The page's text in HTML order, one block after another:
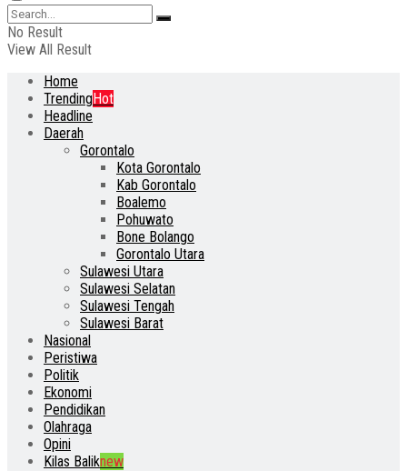
No Result
View All Result
Home
TrendingHot
Headline
Daerah
Gorontalo
Kota Gorontalo
Kab Gorontalo
Boalemo
Pohuwato
Bone Bolango
Gorontalo Utara
Sulawesi Utara
Sulawesi Selatan
Sulawesi Tengah
Sulawesi Barat
Nasional
Peristiwa
Politik
Ekonomi
Pendidikan
Olahraga
Opini
Kilas Baliknew